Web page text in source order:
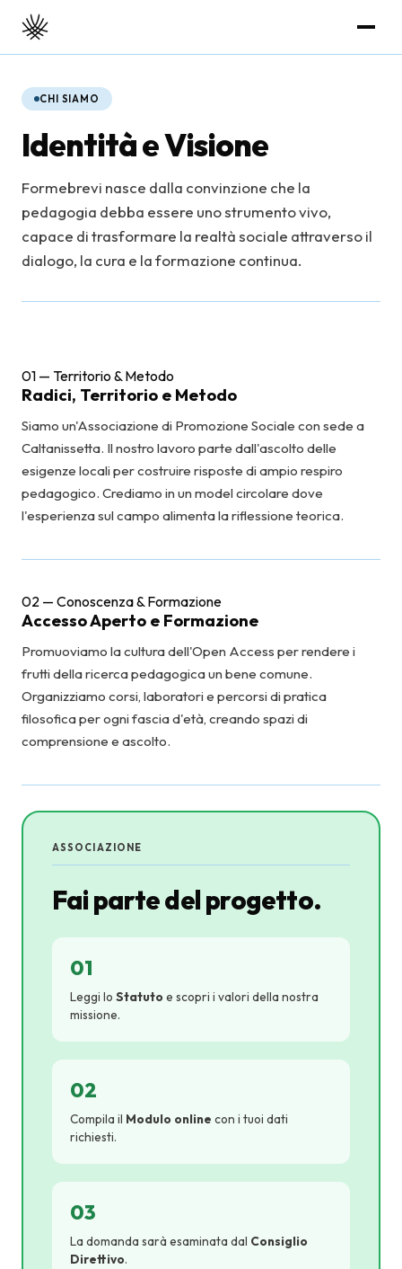
CHI SIAMO
Identità e Visione
Formebrevi nasce dalla convinzione che la
pedagogia debba essere uno strumento vivo,
capace di trasformare la realtà sociale attraverso il
dialogo, la cura e la formazione continua.
01 — Territorio & Metodo
Radici, Territorio e Metodo
Siamo un'Associazione di Promozione Sociale con sede a
Caltanissetta. Il nostro lavoro parte dall'ascolto delle
esigenze locali per costruire risposte di ampio respiro
pedagogico. Crediamo in un model circolare dove
l'esperienza sul campo alimenta la riflessione teorica.
02 — Conoscenza & Formazione
Accesso Aperto e Formazione
Promuoviamo la cultura dell'Open Access per rendere i
frutti della ricerca pedagogica un bene comune.
Organizziamo corsi, laboratori e percorsi di pratica
filosofica per ogni fascia d'età, creando spazi di
comprensione e ascolto.
ASSOCIAZIONE
Fai parte del progetto.
01
Leggi lo Statuto e scopri i valori della nostra
missione.
02
Compila il Modulo online con i tuoi dati
richiesti.
03
La domanda sarà esaminata dal Consiglio
Direttivo.